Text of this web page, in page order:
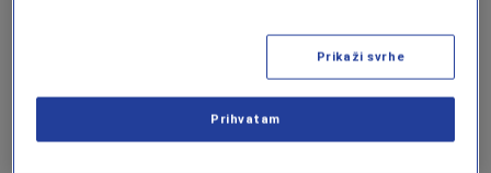
Prikaži svrhe
Prihvatam